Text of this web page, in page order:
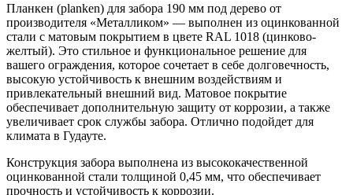
Планкен (planken) для забора 190 мм под дерево от
производителя «Металликом» — выполнен из оцинкованной
стали с матовым покрытием в цвете RAL 1018 (цинково-
желтый). Это стильное и функциональное решение для
вашего ограждения, которое сочетает в себе долговечность,
высокую устойчивость к внешним воздействиям и
привлекательный внешний вид. Матовое покрытие
обеспечивает дополнительную защиту от коррозии, а также
увеличивает срок службы забора. Отлично подойдет для
климата в Гудауте.
Конструкция забора выполнена из высококачественной
оцинкованной стали толщиной 0,45 мм, что обеспечивает
прочность и устойчивость к коррозии.